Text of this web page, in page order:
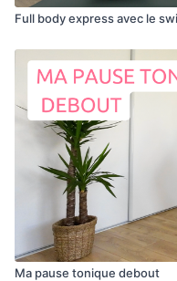
Full body express avec le
Ma pause tonique debout